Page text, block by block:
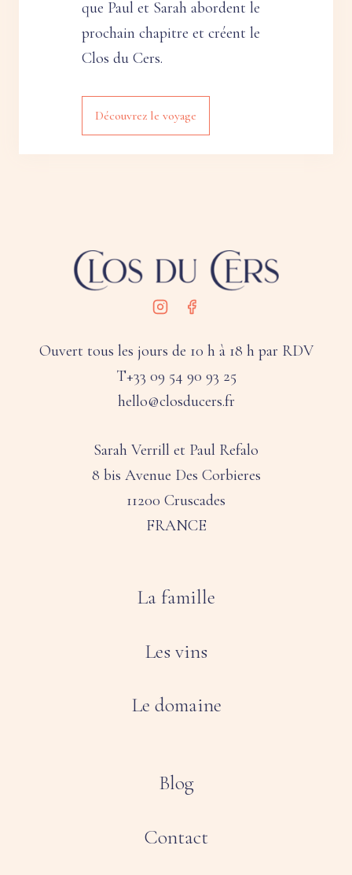
que Paul et Sarah abordent le
prochain chapitre et créent le
Clos du Cers.
Découvrez le voyage
Ouvert tous les jours de 10 h à 18 h par RDV
T+33 09 54 90 93 25
hello@closducers.fr
Sarah Verrill et Paul Refalo
8 bis Avenue Des Corbieres
11200 Cruscades
FRANCE
La famille
Les vins
Le domaine
Blog
Contact